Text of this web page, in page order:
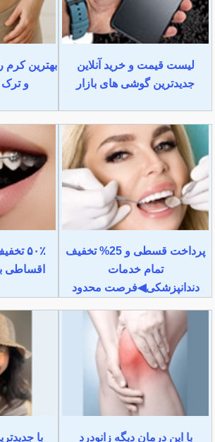
لیست قیمت و خرید آنلاین
جدیدترین گوشی های بازار
بهترین کرم
و ترک
پرداخت قسطی و 25% تخفیف
تمام خدمات
دندانپزشکی◀فرصت محدود
۵۰٪
اقساطی
با این درمان دیگه زانودرد
با